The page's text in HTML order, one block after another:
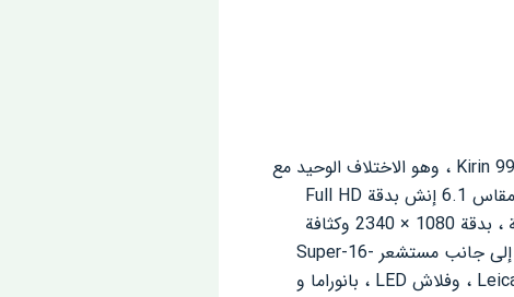
كشفت شركة Huawei النقاب رسميًا عن نسخة 4G من Huawei P40. هذا الهاتف مدعوم بشريحة Kirin 990 ، وهو الاختلاف الوحيد مع
طراز 5G العادي ، وباقي مواصفات هذين الهاتفين متطابقة تمامًا. يحتوي الهاتف على شاشة OLED مقاس 6.1 إنش بدقة Full HD
وقصة على شكل جهاز لوحي لكاميرا سيلفي 32 ميجابكسل مع مستشعر بيومتري على اللوحة الأمامية ، بدقة 1080 × 2340 وكثافة
كاميرا ثلاثية مع مستشعر رئيسي بدقة 50 ميجابكسل ، إلى جانب مستشعر Super-16-
بصريات Leica ، وفلاش LED ، بانوراما و